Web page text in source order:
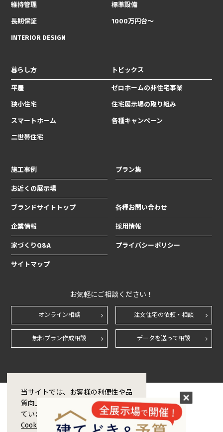
維持管理
長期保証
INTERIOR DESIGN
標準設備
1000万円台〜
暮らし方
平屋
狭小住宅
スマートホーム
二世帯住宅
トピックス
ゼロホームの非住宅事業
住宅展示場の取り組み
各種キャンペーン
施工事例 プラン集
お近くの展示場
ブランドサイトトップ 各種お問い合わせ
企業情報 採用情報
家づくりQ&A プライバシーポリシー
サイトマップ
お気軽にご相談ください！
オンライン相談 注文住宅の依頼・相談
無料プラン作成相談 データを送って相談
当サイトでは、お客様の利便性や品
質向上のためCookie技術を使用し
ています。Cookieの利用および
Cookieポリシーに同意をする場合